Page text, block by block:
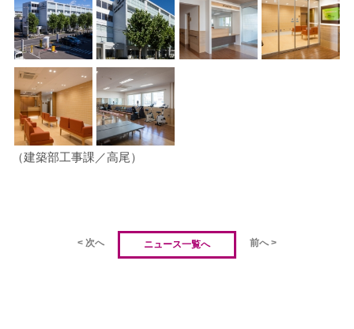
（建築部工事課／高尾）
< 次へ ニュース一覧へ 前へ >